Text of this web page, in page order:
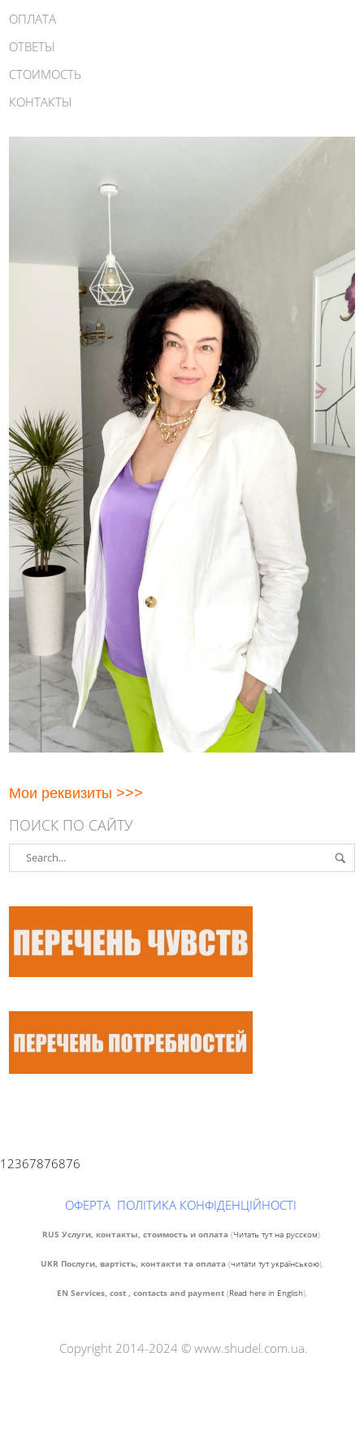
ОПЛАТА
ОТВЕТЫ
СТОИМОСТЬ
КОНТАКТЫ
Мои реквизиты >>>
ПОИСК ПО САЙТУ
12367876876
ОФЕРТА ПОЛІТИКА КОНФІДЕНЦІЙНОСТІ
RUS Услуги, контакты, стоимость и оплата (Читать тут на русском).
UKR Послуги, вартість, контакти та оплата (читати тут українською),
EN Services, cost , contacts and payment (Read here in English),
Copyright 2014-2024 © www.shudel.com.ua.